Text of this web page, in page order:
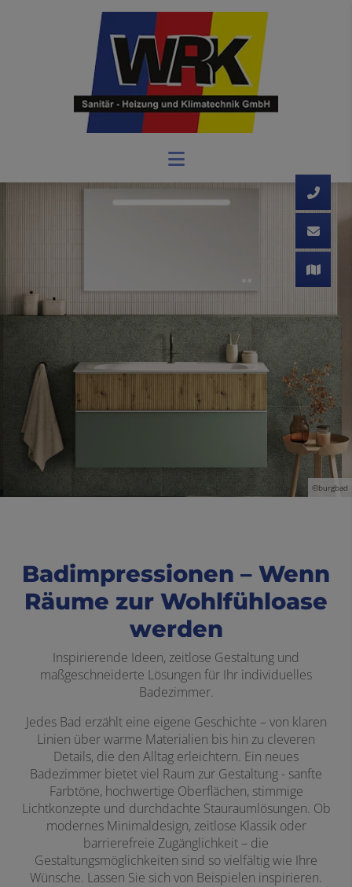
©burgbad
Badimpressionen – Wenn
Räume zur Wohlfühloase
werden
Inspirierende Ideen, zeitlose Gestaltung und
maßgeschneiderte Lösungen für Ihr individuelles
Badezimmer.
Jedes Bad erzählt eine eigene Geschichte – von klaren
Linien über warme Materialien bis hin zu cleveren
Details, die den Alltag erleichtern. Ein neues
Badezimmer bietet viel Raum zur Gestaltung - sanfte
Farbtöne, hochwertige Oberflächen, stimmige
Lichtkonzepte und durchdachte Stauraumlösungen. Ob
modernes Minimaldesign, zeitlose Klassik oder
barrierefreie Zugänglichkeit – die
Gestaltungsmöglichkeiten sind so vielfältig wie Ihre
Wünsche. Lassen Sie sich von Beispielen inspirieren.